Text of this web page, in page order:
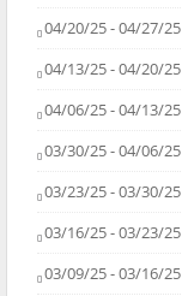
04/20/25 - 04/27/25
04/13/25 - 04/20/25
04/06/25 - 04/13/25
03/30/25 - 04/06/25
03/23/25 - 03/30/25
03/16/25 - 03/23/25
03/09/25 - 03/16/25